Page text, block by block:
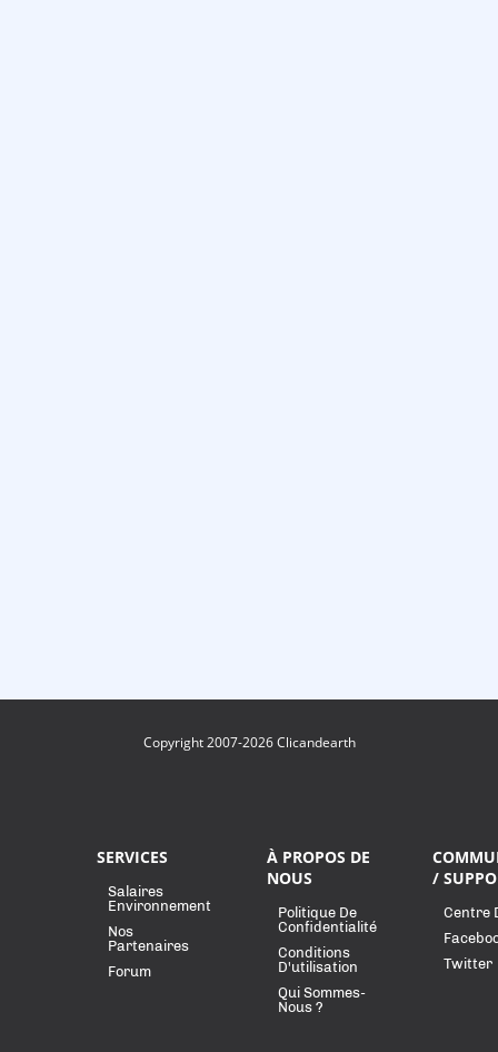
Copyright 2007-2026 Clicandearth
SERVICES
Salaires
Environnement
Nos
Partenaires
Forum
À PROPOS DE
NOUS
Politique De
Confidentialité
Conditions
D'utilisation
Qui Sommes-
Nous ?
/
Centre
Twitter